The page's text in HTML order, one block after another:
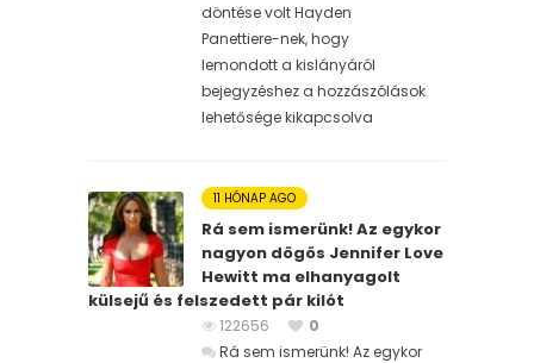
döntése volt Hayden
Panettiere-nek, hogy
lemondott a kislányáról
bejegyzéshez a hozzászólások
lehetősége kikapcsolva
11 HÓNAP AGO
Rá sem ismerünk! Az egykor
nagyon dögös Jennifer Love
Hewitt ma elhanyagolt
külsejű és felszedett pár kilót
122656
0
Rá sem ismerünk! Az egykor